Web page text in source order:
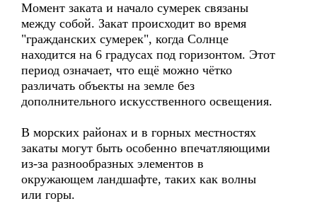
Момент заката и начало сумерек связаны
между собой. Закат происходит во время
"гражданских сумерек", когда Солнце
находится на 6 градусах под горизонтом. Этот
период означает, что ещё можно чётко
различать объекты на земле без
дополнительного искусственного освещения.
В морских районах и в горных местностях
закаты могут быть особенно впечатляющими
из-за разнообразных элементов в
окружающем ландшафте, таких как волны
или горы.